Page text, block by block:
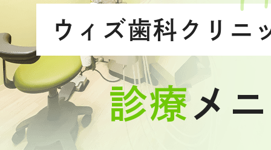
ウィズ歯科クリニ
診療 メ